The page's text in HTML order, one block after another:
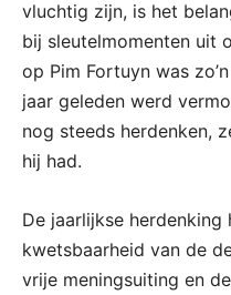
vluchtig zijn, is het
bij sleutelmomenten uit
op Pim Fortuyn was
jaar geleden werd
nog steeds herdenken,
hij had.
De jaarlijkse herdenking
kwetsbaarheid van de
vrije meningsuiting en